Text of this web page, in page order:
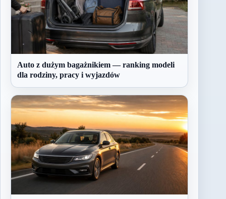
Auto z dużym bagażnikiem — ranking modeli
dla rodziny, pracy i wyjazdów